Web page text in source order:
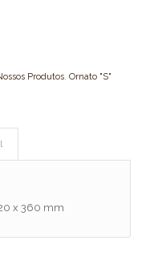
Produtos, Ornato "S"
x 360 mm